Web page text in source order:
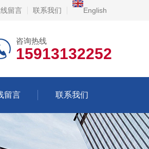
留言 联系我们 English
咨询热线
15913132252
留言 联系我们